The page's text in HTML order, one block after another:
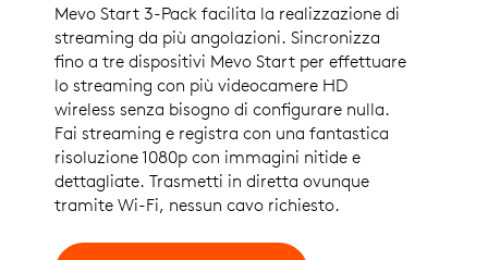
Mevo Start 3-Pack facilita la realizzazione di
streaming da più angolazioni. Sincronizza
fino a tre dispositivi Mevo Start per effettuare
lo streaming con più videocamere HD
wireless senza bisogno di configurare nulla.
Fai streaming e registra con una fantastica
risoluzione 1080p con immagini nitide e
dettagliate. Trasmetti in diretta ovunque
tramite Wi-Fi, nessun cavo richiesto.